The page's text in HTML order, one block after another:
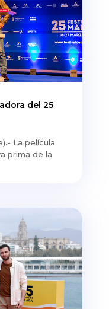
del 25
La película
prima de la